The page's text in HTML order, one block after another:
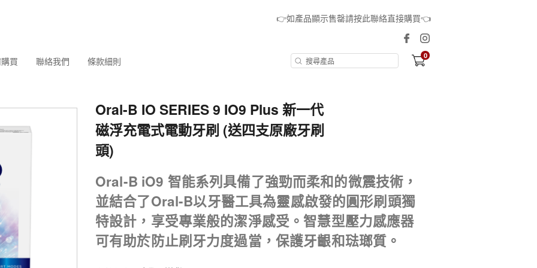
👉如產品顯示售罄請按此聯絡直接購買👈
買 聯絡我們 條款細則 0
Oral-B IO SERIES 9 IO9 Plus 新一代
磁浮充電式電動牙刷 (送四支原廠牙刷
頭)
Oral-B iO9 智能系列具備了強勁而柔和的微震技術，
並結合了Oral-B以牙醫工具為靈感啟發的圓形刷頭獨
特設計，享受專業般的潔淨感受。智慧型壓力感應器
可有助於防止刷牙力度過當，保護牙齦和琺瑯質。